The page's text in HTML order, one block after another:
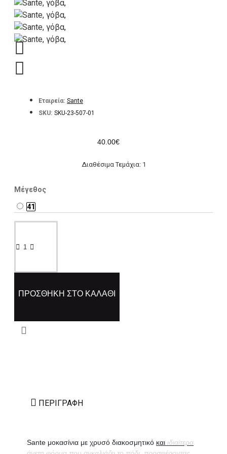
Εταιρεία: Sante
SKU: SKU-23-507-01
40.00€
Διαθέσιμα Τεμάχια: 1
Μέγεθος
41
ΠΡΟΣΘΉΚΗ ΣΤΟ ΚΑΛΆΘΙ
ΠΕΡΙΓΡΑΦΉ
Sante μοκασίνια με χρυσό διακοσμητικό και ιδιαίτερα